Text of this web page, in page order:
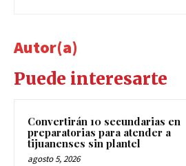
Autor(a)
Puede interesarte
Convertirán 10 secundarias en
preparatorias para atender a
tijuanenses sin plantel
agosto 5, 2026